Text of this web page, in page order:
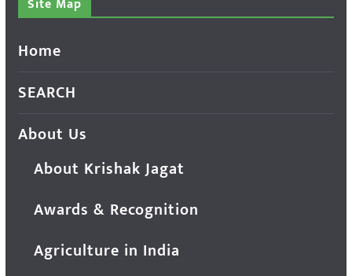
Site Map
Home
SEARCH
About Us
About Krishak Jagat
Awards & Recognition
Agriculture in India